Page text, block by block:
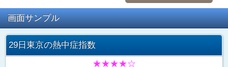
画面サンプル
29日東京の熱中症指数
★★★★☆